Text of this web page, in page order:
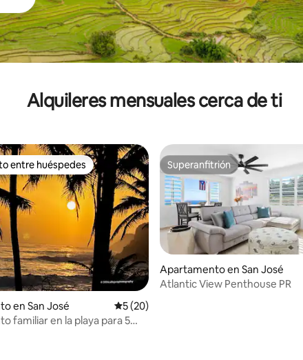
Alquileres mensuales cerca de ti
huéspedes preferido
entre huéspedes
en San José Calificación promedio: 5 de 5, 20 reseñas
5 (20)
familiar en la playa para 5
Superanfitrión
Superanfitrión
Apartamento en San José
Atlantic View Penthouse PR